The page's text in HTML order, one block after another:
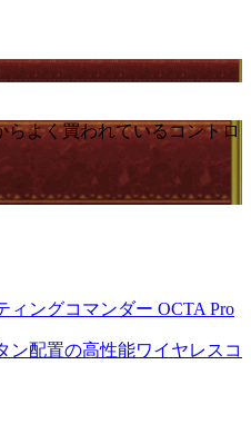
らよく買われているコントロ
ィングコマンダー OCTA Pro
ン配置の高性能ワイヤレスコ